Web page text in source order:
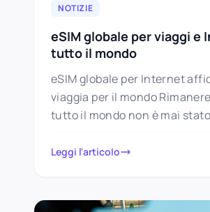
NOTIZIE
eSIM globale per viaggi e
tutto il mondo
eSIM globale per Internet
viaggia per il mondo
tutto il mondo non è mai
Leggi l'articolo